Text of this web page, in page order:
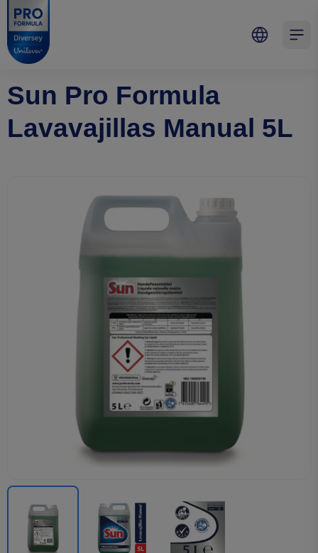
Skip to main content
Skip to navigation
Skip to footer
Pro Formula
Sun Pro Formula
Lavavajillas Manual 5L